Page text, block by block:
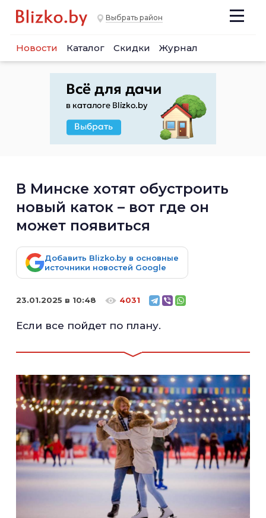
Выбрать район
Новости Каталог Скидки Журнал
В Минске хотят обустроить
новый каток – вот где он
может появиться
Добавить Blizko.by в основные
источники новостей Google
23.01.2025 в 10:48 4031
Если все пойдет по плану.